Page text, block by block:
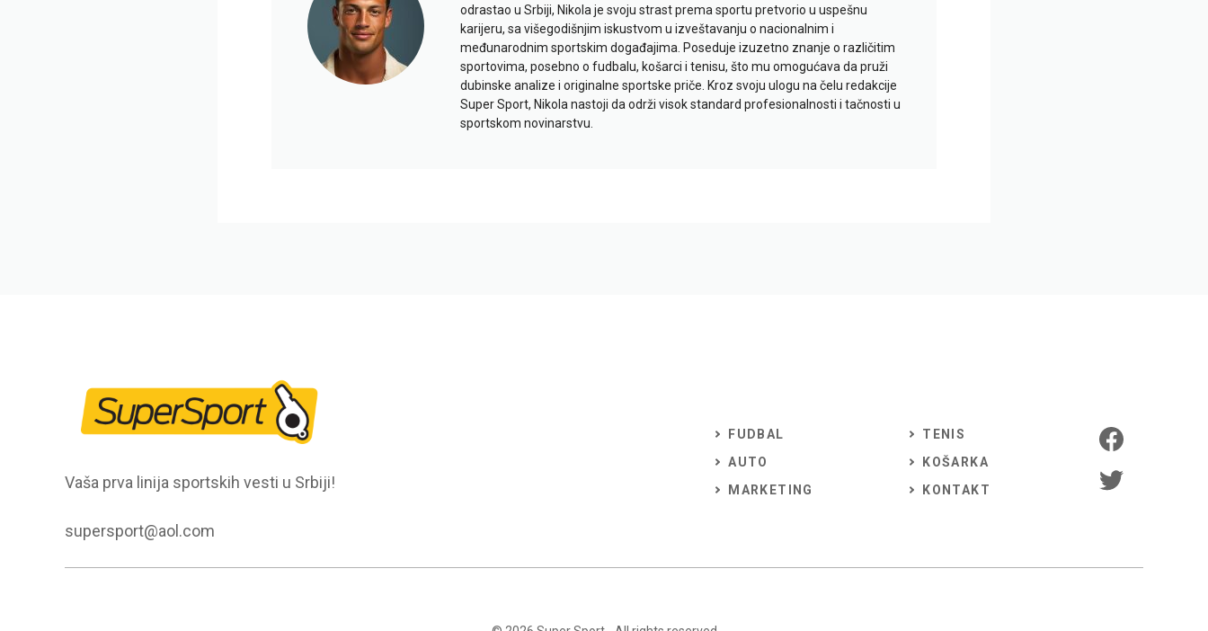
odrastao u Srbiji, Nikola je svoju strast prema sportu pretvorio u uspešnu
karijeru, sa višegodišnjim iskustvom u izveštavanju o nacionalnim i
međunarodnim sportskim događajima. Poseduje izuzetno znanje o različitim
sportovima, posebno o fudbalu, košarci i tenisu, što mu omogućava da pruži
dubinske analize i originalne sportske priče. Kroz svoju ulogu na čelu redakcije
Super Sport, Nikola nastoji da održi visok standard profesionalnosti i tačnosti u
sportskom novinarstvu.
Vaša prva linija sportskih vesti u Srbiji!
supersport@aol.com
FUDBAL
AUTO
MARKETING
TENIS
KOŠARKA
KONTAKT